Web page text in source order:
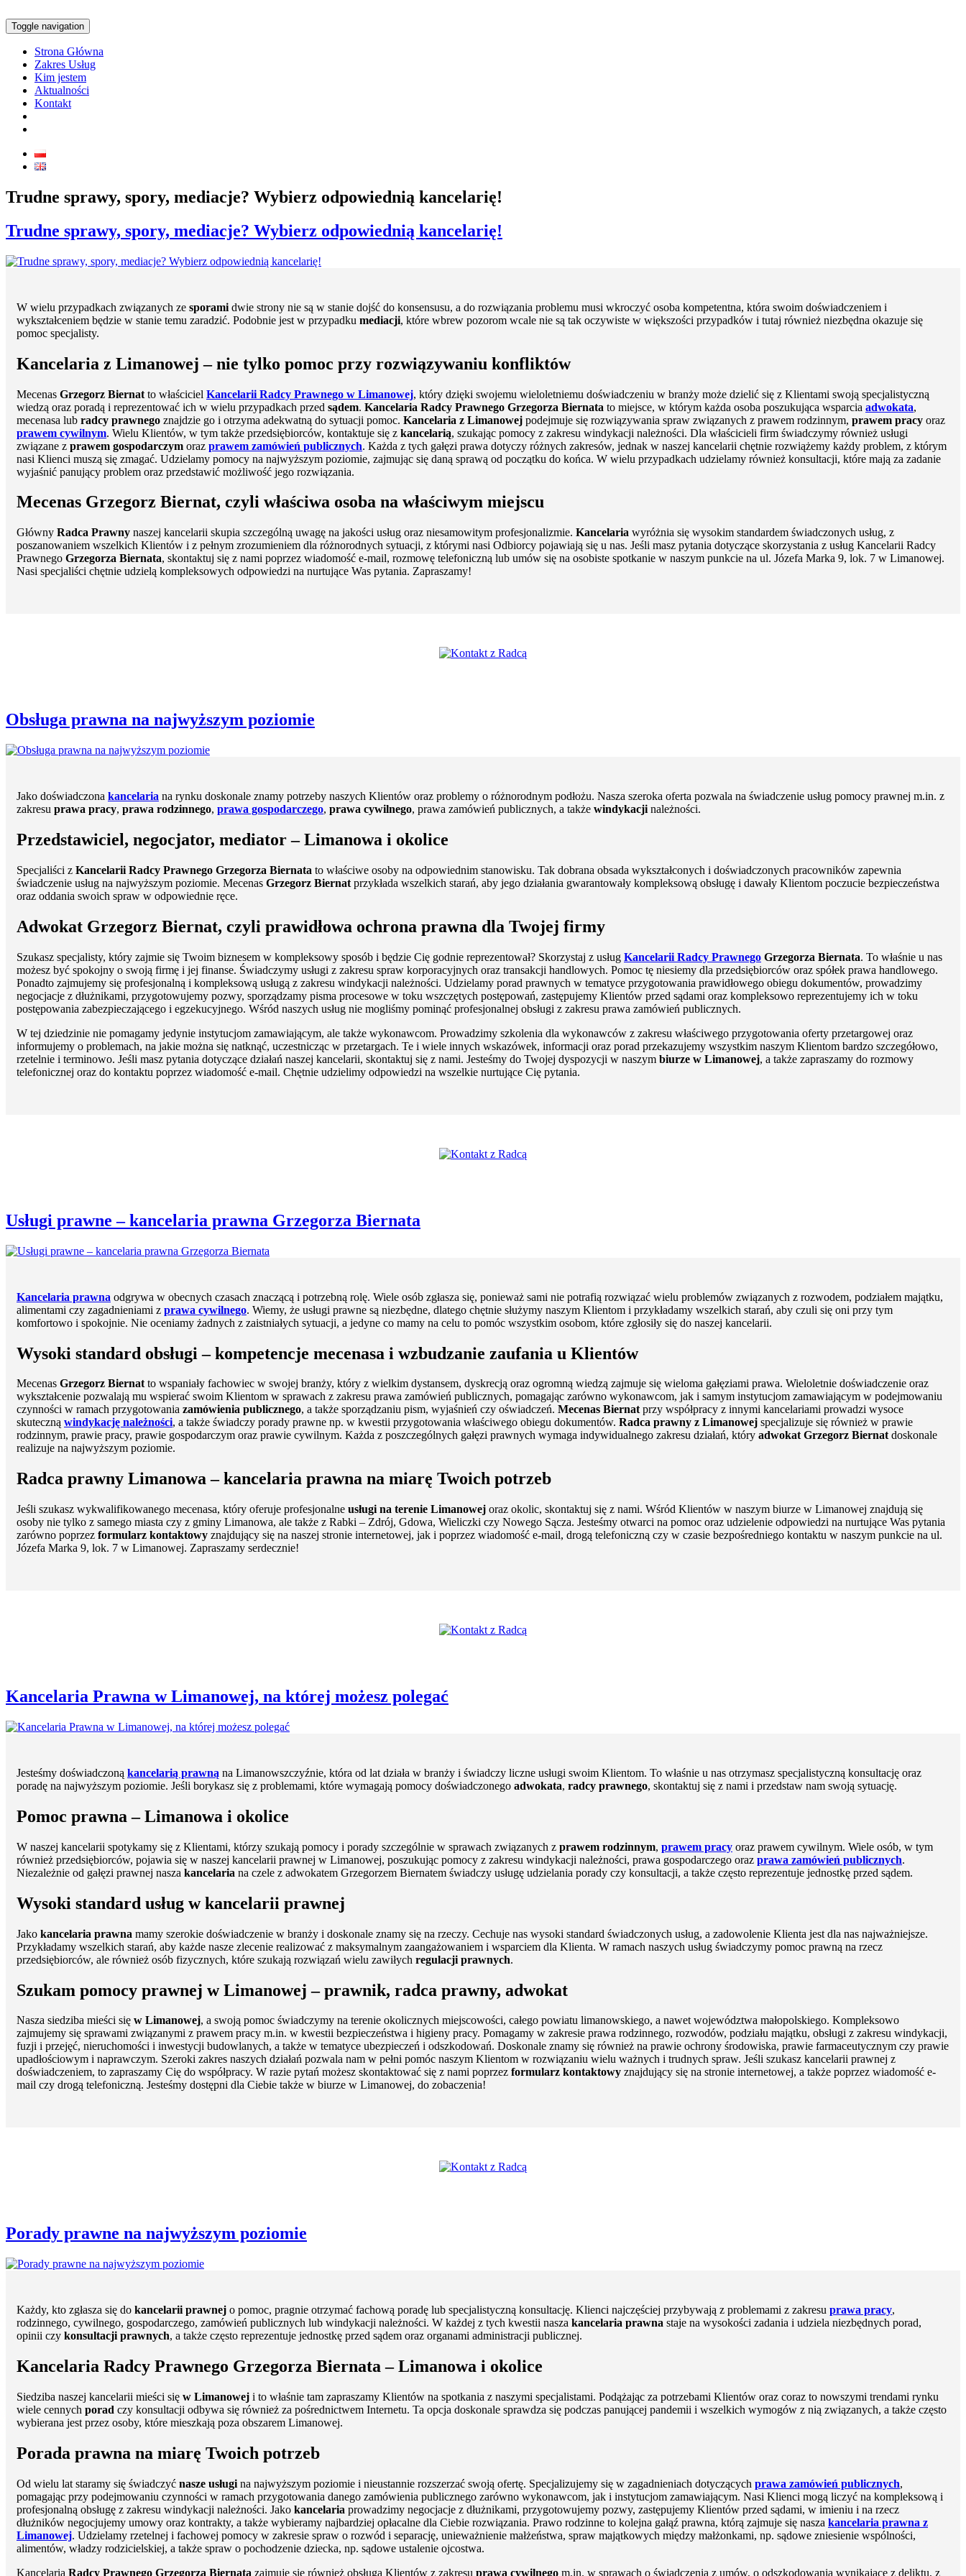
Toggle navigation
Strona Główna
Zakres Usług
Kim jestem
Aktualności
Kontakt
Trudne sprawy, spory, mediacje? Wybierz odpowiednią kancelarię!
Trudne sprawy, spory, mediacje? Wybierz odpowiednią kancelarię!
W wielu przypadkach związanych ze sporami dwie strony nie są w stanie dojść do konsensusu, a do rozwiązania problemu musi wkroczyć osoba kompetentna, która swoim doświadczeniem i
wykształceniem będzie w stanie temu zaradzić. Podobnie jest w przypadku mediacji, które wbrew pozorom wcale nie są tak oczywiste w większości przypadków i tutaj również niezbędna okazuje się
pomoc specjalisty.
Kancelaria z Limanowej – nie tylko pomoc przy rozwiązywaniu konfliktów
Mecenas Grzegorz Biernat to właściciel Kancelarii Radcy Prawnego w Limanowej, który dzięki swojemu wieloletniemu doświadczeniu w branży może dzielić się z Klientami swoją specjalistyczną
wiedzą oraz poradą i reprezentować ich w wielu przypadkach przed sądem. Kancelaria Radcy Prawnego Grzegorza Biernata to miejsce, w którym każda osoba poszukująca wsparcia adwokata,
mecenasa lub radcy prawnego znajdzie go i otrzyma adekwatną do sytuacji pomoc. Kancelaria z Limanowej podejmuje się rozwiązywania spraw związanych z prawem rodzinnym, prawem pracy oraz
prawem cywilnym. Wielu Klientów, w tym także przedsiębiorców, kontaktuje się z kancelarią, szukając pomocy z zakresu windykacji należności. Dla właścicieli firm świadczymy również usługi
związane z prawem gospodarczym oraz prawem zamówień publicznych. Każda z tych gałęzi prawa dotyczy różnych zakresów, jednak w naszej kancelarii chętnie rozwiążemy każdy problem, z którym
nasi Klienci muszą się zmagać. Udzielamy pomocy na najwyższym poziomie, zajmując się daną sprawą od początku do końca. W wielu przypadkach udzielamy również konsultacji, które mają za zadanie
wyjaśnić panujący problem oraz przedstawić możliwość jego rozwiązania.
Mecenas Grzegorz Biernat, czyli właściwa osoba na właściwym miejscu
Główny Radca Prawny naszej kancelarii skupia szczególną uwagę na jakości usług oraz niesamowitym profesjonalizmie. Kancelaria wyróżnia się wysokim standardem świadczonych usług, z
poszanowaniem wszelkich Klientów i z pełnym zrozumieniem dla różnorodnych sytuacji, z którymi nasi Odbiorcy pojawiają się u nas. Jeśli masz pytania dotyczące skorzystania z usług Kancelarii Radcy
Prawnego Grzegorza Biernata, skontaktuj się z nami poprzez wiadomość e-mail, rozmowę telefoniczną lub umów się na osobiste spotkanie w naszym punkcie na ul. Józefa Marka 9, lok. 7 w Limanowej.
Nasi specjaliści chętnie udzielą kompleksowych odpowiedzi na nurtujące Was pytania. Zapraszamy!
Obsługa prawna na najwyższym poziomie
Jako doświadczona kancelaria na rynku doskonale znamy potrzeby naszych Klientów oraz problemy o różnorodnym podłożu. Nasza szeroka oferta pozwala na świadczenie usług pomocy prawnej m.in. z
zakresu prawa pracy, prawa rodzinnego, prawa gospodarczego, prawa cywilnego, prawa zamówień publicznych, a także windykacji należności.
Przedstawiciel, negocjator, mediator – Limanowa i okolice
Specjaliści z Kancelarii Radcy Prawnego Grzegorza Biernata to właściwe osoby na odpowiednim stanowisku. Tak dobrana obsada wykształconych i doświadczonych pracowników zapewnia
świadczenie usług na najwyższym poziomie. Mecenas Grzegorz Biernat przykłada wszelkich starań, aby jego działania gwarantowały kompleksową obsługę i dawały Klientom poczucie bezpieczeństwa
oraz oddania swoich spraw w odpowiednie ręce.
Adwokat Grzegorz Biernat, czyli prawidłowa ochrona prawna dla Twojej firmy
Szukasz specjalisty, który zajmie się Twoim biznesem w kompleksowy sposób i będzie Cię godnie reprezentował? Skorzystaj z usług Kancelarii Radcy Prawnego Grzegorza Biernata. To właśnie u nas
możesz być spokojny o swoją firmę i jej finanse. Świadczymy usługi z zakresu spraw korporacyjnych oraz transakcji handlowych. Pomoc tę niesiemy dla przedsiębiorców oraz spółek prawa handlowego.
Ponadto zajmujemy się profesjonalną i kompleksową usługą z zakresu windykacji należności. Udzielamy porad prawnych w tematyce przygotowania prawidłowego obiegu dokumentów, prowadzimy
negocjacje z dłużnikami, przygotowujemy pozwy, sporządzamy pisma procesowe w toku wszczętych postępowań, zastępujemy Klientów przed sądami oraz kompleksowo reprezentujemy ich w toku
postępowania zabezpieczającego i egzekucyjnego. Wśród naszych usług nie mogliśmy pominąć profesjonalnej obsługi z zakresu prawa zamówień publicznych.
W tej dziedzinie nie pomagamy jedynie instytucjom zamawiającym, ale także wykonawcom. Prowadzimy szkolenia dla wykonawców z zakresu właściwego przygotowania oferty przetargowej oraz
informujemy o problemach, na jakie można się natknąć, uczestnicząc w przetargach. Te i wiele innych wskazówek, informacji oraz porad przekazujemy wszystkim naszym Klientom bardzo szczegółowo,
rzetelnie i terminowo. Jeśli masz pytania dotyczące działań naszej kancelarii, skontaktuj się z nami. Jesteśmy do Twojej dyspozycji w naszym biurze w Limanowej, a także zapraszamy do rozmowy
telefonicznej oraz do kontaktu poprzez wiadomość e-mail. Chętnie udzielimy odpowiedzi na wszelkie nurtujące Cię pytania.
Usługi prawne – kancelaria prawna Grzegorza Biernata
Kancelaria prawna odgrywa w obecnych czasach znaczącą i potrzebną rolę. Wiele osób zgłasza się, ponieważ sami nie potrafią rozwiązać wielu problemów związanych z rozwodem, podziałem majątku,
alimentami czy zagadnieniami z prawa cywilnego. Wiemy, że usługi prawne są niezbędne, dlatego chętnie służymy naszym Klientom i przykładamy wszelkich starań, aby czuli się oni przy tym
komfortowo i spokojnie. Nie oceniamy żadnych z zaistniałych sytuacji, a jedyne co mamy na celu to pomóc wszystkim osobom, które zgłosiły się do naszej kancelarii.
Wysoki standard obsługi – kompetencje mecenasa i wzbudzanie zaufania u Klientów
Mecenas Grzegorz Biernatto wspaniały fachowiec w swojej branży, który z wielkim dystansem, dyskrecją oraz ogromną wiedzą zajmuje się wieloma gałęziami prawa. Wieloletnie doświadczenie oraz
wykształcenie pozwalają mu wspierać swoim Klientom w sprawach z zakresu prawa zamówień publicznych, pomagając zarówno wykonawcom, jak i samym instytucjom zamawiającym w podejmowaniu
czynności w ramach przygotowania zamówienia publicznego, a także sporządzaniu pism, wyjaśnień czy oświadczeń. Mecenas Biernatprzy współpracy z innymi kancelariami prowadzi wysoce
skuteczną windykację należności, a także świadczy porady prawne np. w kwestii przygotowania właściwego obiegu dokumentów. Radca prawny z Limanowej specjalizuje się również w prawie
rodzinnym, prawie pracy, prawie gospodarczym oraz prawie cywilnym. Każda z poszczególnych gałęzi prawnych wymaga indywidualnego zakresu działań, który adwokat Grzegorz Biernatdoskonale
realizuje na najwyższym poziomie.
Radca prawny Limanowa – kancelaria prawna na miarę Twoich potrzeb
Jeśli szukasz wykwalifikowanego mecenasa, który oferuje profesjonalne usługi na terenie Limanowej oraz okolic, skontaktuj się z nami. Wśród Klientów w naszym biurze w Limanowej znajdują się
osoby nie tylko z samego miasta czy z gminy Limanowa, ale także z Rabki – Zdrój, Gdowa, Wieliczki czy Nowego Sącza. Jesteśmy otwarci na pomoc oraz udzielenie odpowiedzi na nurtujące Was pytania
zarówno poprzez formularz kontaktowy znajdujący się na naszej stronie internetowej, jak i poprzez wiadomość e-mail, drogą telefoniczną czy w czasie bezpośredniego kontaktu w naszym punkcie na ul.
Józefa Marka 9, lok. 7 w Limanowej. Zapraszamy serdecznie!
Kancelaria Prawna w Limanowej, na której możesz polegać
Jesteśmy doświadczoną kancelarią prawną na Limanowszczyźnie, która od lat działa w branży i świadczy liczne usługi swoim Klientom. To właśnie u nas otrzymasz specjalistyczną konsultację oraz
poradę na najwyższym poziomie. Jeśli borykasz się z problemami, które wymagają pomocy doświadczonego adwokata, radcy prawnego, skontaktuj się z nami i przedstaw nam swoją sytuację.
Pomoc prawna – Limanowa i okolice
W naszej kancelarii spotykamy się z Klientami, którzy szukają pomocy i porady szczególnie w sprawach związanych z prawem rodzinnym, prawem pracy oraz prawem cywilnym. Wiele osób, w tym
również przedsiębiorców, pojawia się w naszej kancelarii prawnej w Limanowej, poszukując pomocy z zakresu windykacji należności, prawa gospodarczego oraz prawa zamówień publicznych.
Niezależnie od gałęzi prawnej nasza kancelaria na czele z adwokatem Grzegorzem Biernatem świadczy usługę udzielania porady czy konsultacji, a także często reprezentuje jednostkę przed sądem.
Wysoki standard usług w kancelarii prawnej
Jako kancelaria prawna mamy szerokie doświadczenie w branży i doskonale znamy się na rzeczy. Cechuje nas wysoki standard świadczonych usług, a zadowolenie Klienta jest dla nas najważniejsze.
Przykładamy wszelkich starań, aby każde nasze zlecenie realizować z maksymalnym zaangażowaniem i wsparciem dla Klienta. W ramach naszych usług świadczymy pomoc prawną na rzecz
przedsiębiorców, ale również osób fizycznych, które szukają rozwiązań wielu zawiłych regulacji prawnych.
Szukam pomocy prawnej w Limanowej – prawnik, radca prawny, adwokat
Nasza siedziba mieści się w Limanowej, a swoją pomoc świadczymy na terenie okolicznych miejscowości, całego powiatu limanowskiego, a nawet województwa małopolskiego. Kompleksowo
zajmujemy się sprawami związanymi z prawem pracy m.in. w kwestii bezpieczeństwa i higieny pracy. Pomagamy w zakresie prawa rodzinnego, rozwodów, podziału majątku, obsługi z zakresu windykacji,
fuzji i przejęć, nieruchomości i inwestycji budowlanych, a także w tematyce ubezpieczeń i odszkodowań. Doskonale znamy się również na prawie ochrony środowiska, prawie farmaceutycznym czy prawie
upadłościowym i naprawczym. Szeroki zakres naszych działań pozwala nam w pełni pomóc naszym Klientom w rozwiązaniu wielu ważnych i trudnych spraw. Jeśli szukasz kancelarii prawnej z
doświadczeniem, to zapraszamy Cię do współpracy. W razie pytań możesz skontaktować się z nami poprzez formularz kontaktowy znajdujący się na stronie internetowej, a także poprzez wiadomość e-
mail czy drogą telefoniczną. Jesteśmy dostępni dla Ciebie także w biurze w Limanowej, do zobaczenia!
Porady prawne na najwyższym poziomie
Każdy, kto zgłasza się do kancelarii prawnej o pomoc, pragnie otrzymać fachową poradę lub specjalistyczną konsultację. Klienci najczęściej przybywają z problemami z zakresu prawa pracy,
rodzinnego, cywilnego, gospodarczego, zamówień publicznych lub windykacji należności. W każdej z tych kwestii nasza kancelaria prawna staje na wysokości zadania i udziela niezbędnych porad,
opinii czy konsultacji prawnych, a także często reprezentuje jednostkę przed sądem oraz organami administracji publicznej.
Kancelaria Radcy Prawnego Grzegorza Biernata – Limanowa i okolice
Siedziba naszej kancelarii mieści się w Limanowej i to właśnie tam zapraszamy Klientów na spotkania z naszymi specjalistami. Podążając za potrzebami Klientów oraz coraz to nowszymi trendami rynku
wiele cennych porad czy konsultacji odbywa się również za pośrednictwem Internetu. Ta opcja doskonale sprawdza się podczas panującej pandemii i wszelkich wymogów z nią związanych, a także często
wybierana jest przez osoby, które mieszkają poza obszarem Limanowej.
Porada prawna na miarę Twoich potrzeb
Od wielu lat staramy się świadczyć nasze usługi na najwyższym poziomie i nieustannie rozszerzać swoją ofertę. Specjalizujemy się w zagadnieniach dotyczących prawa zamówień publicznych,
pomagając przy podejmowaniu czynności w ramach przygotowania danego zamówienia publicznego zarówno wykonawcom, jak i instytucjom zamawiającym. Nasi Klienci mogą liczyć na kompleksową i
profesjonalną obsługę z zakresu windykacji należności. Jako kancelaria prowadzimy negocjacje z dłużnikami, przygotowujemy pozwy, zastępujemy Klientów przed sądami, w imieniu i na rzecz
dłużników negocjujemy umowy oraz kontrakty, a także wybieramy najbardziej opłacalne dla Ciebie rozwiązania. Prawo rodzinne to kolejna gałąź prawna, którą zajmuje się nasza kancelaria prawna z
Limanowej. Udzielamy rzetelnej i fachowej pomocy w zakresie spraw o rozwód i separację, unieważnienie małżeństwa, spraw majątkowych między małżonkami, np. sądowe zniesienie wspólności,
alimentów, władzy rodzicielskiej, a także spraw o pochodzenie dziecka, np. sądowe ustalenie ojcostwa.
Kancelaria Radcy Prawnego Grzegorza Biernata zajmuje się również obsługą Klientów z zakresu prawa cywilnego m.in. w sprawach o świadczenia z umów, o odszkodowania wynikające z deliktu, z